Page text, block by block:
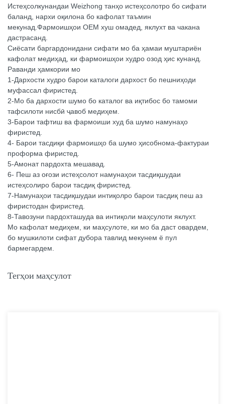
Истеҳсолкунандаи Weizhong танҳо истеҳсолотро бо сифати
баланд, нархи оқилона бо кафолат таъмин
мекунад.Фармоишҳои OEM хуш омадед, яклухт ва чакана
дастрасанд.
Сиёсати баргардонидани сифати мо ба ҳамаи муштариён
кафолат медиҳад, ки фармоишҳои худро озод ҳис кунанд.
Раванди ҳамкории мо
1-Дархости худро барои каталоги дархост бо пешниҳоди
муфассал фиристед.
2-Мо ба дархости шумо бо каталог ва иқтибос бо тамоми
тафсилоти нисбӣ ҷавоб медиҳем.
3-Барои тафтиш ва фармоиши худ ба шумо намунаҳо
фиристед.
4- Барои тасдиқи фармоишҳо ба шумо ҳисобнома-фактураи
проформа фиристед.
5-Амонат пардохта мешавад.
6- Пеш аз оғози истеҳсолот намунаҳои тасдиқшудаи
истеҳсолиро барои тасдиқ фиристед.
7-Намунаҳои тасдиқшудаи интиқолро барои тасдиқ пеш аз
фиристодан фиристед.
8-Тавозуни пардохташуда ва интиқоли маҳсулоти яклухт.
Мо кафолат медиҳем, ки маҳсулоте, ки мо ба даст овардем,
бо мушкилоти сифат дубора тавлид мекунем ё пул
бармегардем.
Тегҳои маҳсулот